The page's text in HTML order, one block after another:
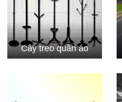
Cây treo quần áo